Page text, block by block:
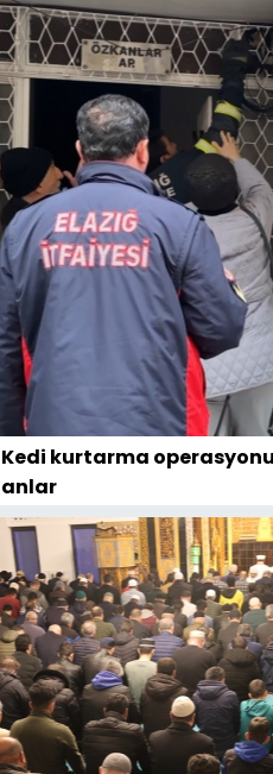
Kedi kurtarma
anlar